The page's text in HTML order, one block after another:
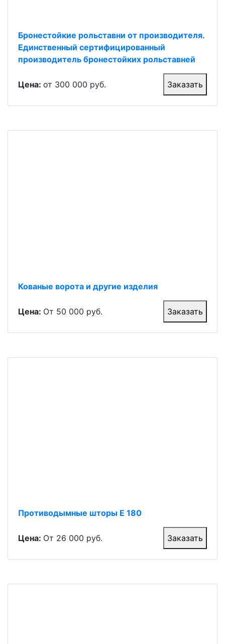
Бронестойкие рольставни от производителя.
Единственный сертифицированный
производитель бронестойких рольставней
Цена: от 300 000 руб. Заказать
Кованые ворота и другие изделия
Цена: От 50 000 руб. Заказать
Противодымные шторы Е 180
Цена: От 26 000 руб. Заказать